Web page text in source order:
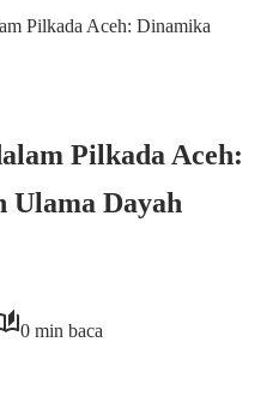
Pilkada Aceh: Dinamika
Pilkada Aceh:
Ulama Dayah
0 min baca